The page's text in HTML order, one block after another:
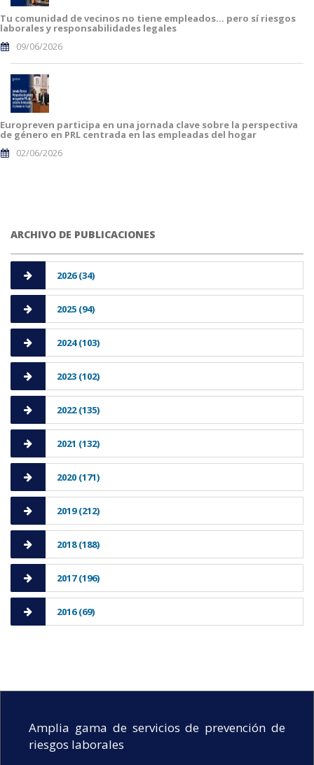
Tu comunidad de vecinos no tiene empleados… pero sí riesgos
laborales y responsabilidades legales
09/06/2026
Europreven participa en una jornada clave sobre la perspectiva
de género en PRL centrada en las empleadas del hogar
02/06/2026
ARCHIVO DE PUBLICACIONES
2026 (34)
2025 (94)
2024 (103)
2023 (102)
2022 (135)
2021 (132)
2020 (171)
2019 (212)
2018 (188)
2017 (196)
2016 (69)
Amplia gama de servicios de prevención de
riesgos laborales